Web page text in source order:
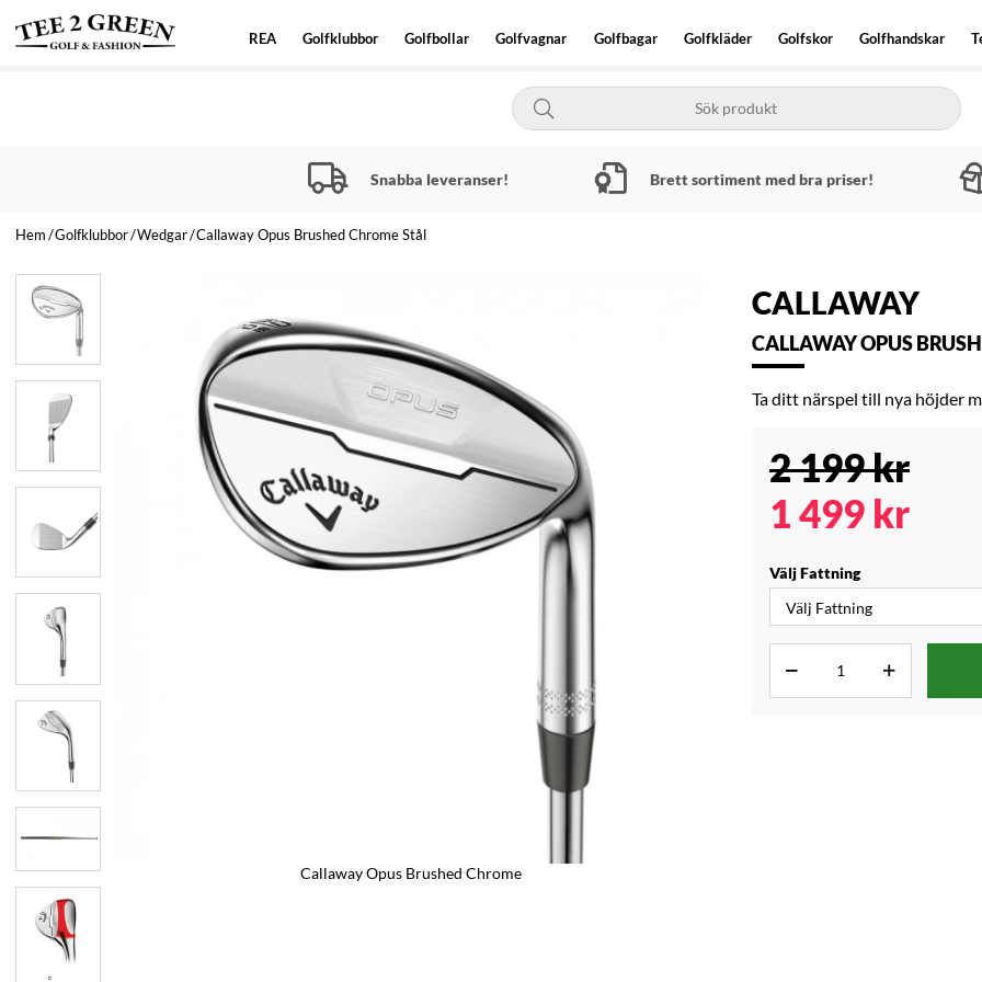
REA Golfklubbor Golfbollar Golfvagnar Golfbagar Golfkläder Golfskor Golfhandskar
Snabba leveranser! Brett sortiment med bra priser!
Hem Golfklubbor Wedgar Callaway Opus Brushed Chrome Stål
Callaway Opus Brushed Chrome
CALLAWAY
CALLAWAY OPUS
Ta ditt närspel till nya höjder
2 199kr
1 499 kr
Välj Fattning